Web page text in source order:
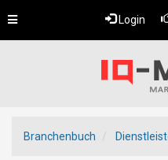
Login
Toggle
Branchenbuch